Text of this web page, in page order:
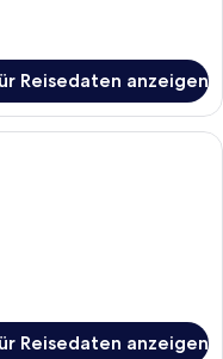
Reisedaten anzeigen
mit einem großen
Reisedaten anzeigen